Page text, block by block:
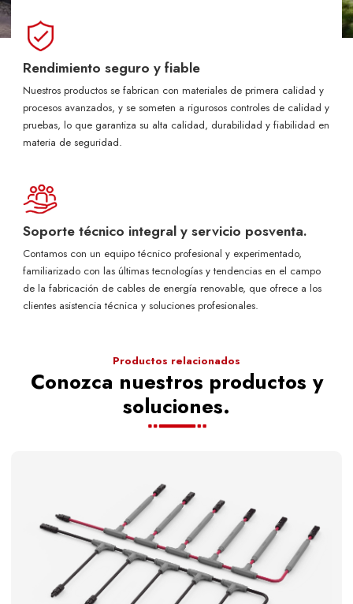
Rendimiento seguro y fiable
Nuestros productos se fabrican con materiales de primera calidad y
procesos avanzados, y se someten a rigurosos controles de calidad y
pruebas, lo que garantiza su alta calidad, durabilidad y fiabilidad en
materia de seguridad.
Soporte técnico integral y servicio posventa.
Contamos con un equipo técnico profesional y experimentado,
familiarizado con las últimas tecnologías y tendencias en el campo
de la fabricación de cables de energía renovable, que ofrece a los
clientes asistencia técnica y soluciones profesionales.
Productos relacionados
Conozca nuestros productos y
soluciones.